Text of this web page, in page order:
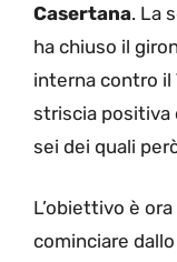
Casertana. La
ha chiuso il
interna contro il
striscia
sei dei quali
L’obiettivo è
cominciare